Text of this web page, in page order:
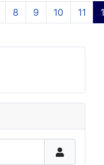
Seite 12 von 12
8 9 10 11